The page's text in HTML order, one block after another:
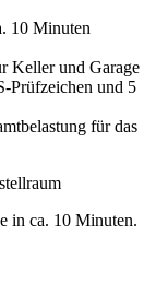
10 Minuten
Keller und Garage
Prüfzeichen und 5
für das
in ca. 10 Minuten.